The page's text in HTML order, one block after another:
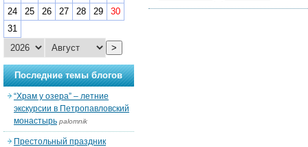
24
25 26 27 28 29
30
31
>
Последние темы блогов
“Храм у озера” – летние
экскурсии в Петропавловский
монастырь palomnik
Престольный праздник